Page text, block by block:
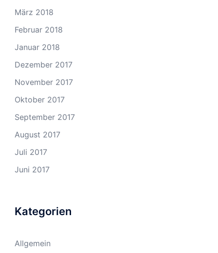
März 2018
Februar 2018
Januar 2018
Dezember 2017
November 2017
Oktober 2017
September 2017
August 2017
Juli 2017
Juni 2017
Kategorien
Allgemein